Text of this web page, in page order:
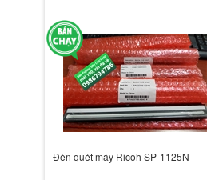
Đèn quét máy Ricoh SP-1125N